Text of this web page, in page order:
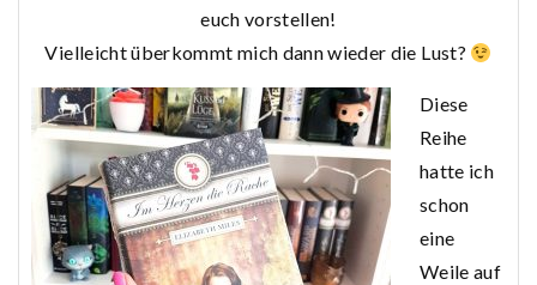
euch vorstellen!
Vielleicht überkommt mich dann wieder die Lust?
Diese
Reihe
hatte ich
schon
eine
Weile auf